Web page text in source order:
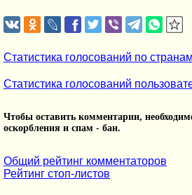
Статистика голосований по странам
Статистика голосований
Чтобы оставить комментарии,
оскорбления и спам - бан.
Общий рейтинг комментаторов
Рейтинг стоп-листов